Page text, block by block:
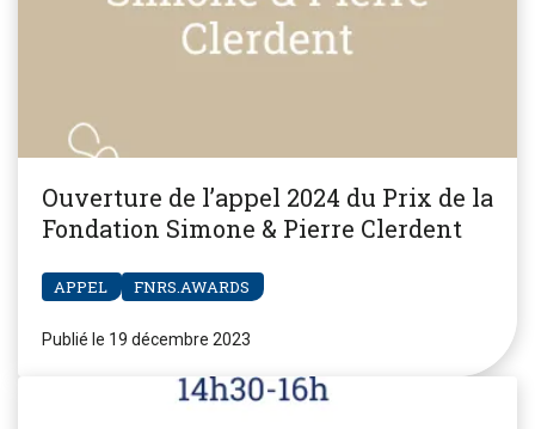
Ouverture de l’appel 2024 du Prix de la
Fondation Simone & Pierre Clerdent
APPEL FNRS.AWARDS
Publié le 19 décembre 2023